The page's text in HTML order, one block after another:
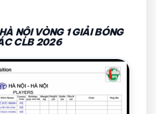
NỘI VÒNG 1 GIẢI BÓNG
CLB 2026